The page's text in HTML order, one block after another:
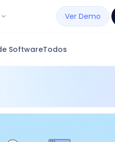
Ver Demo
SoftwareTodos